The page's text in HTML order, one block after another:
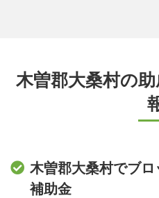
木曽郡大桑村の
木曽郡大桑村でブ
補助金